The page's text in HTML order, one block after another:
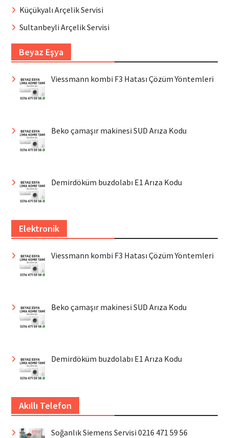
Küçükyalı Arçelik Servisi
Sultanbeyli Arçelik Servisi
Beyaz Eşya
Viessmann kombi F3 Hatası Çözüm Yöntemleri
Beko çamaşır makinesi SUD Arıza Kodu
Demirdöküm buzdolabı E1 Arıza Kodu
Elektronik
Viessmann kombi F3 Hatası Çözüm Yöntemleri
Beko çamaşır makinesi SUD Arıza Kodu
Demirdöküm buzdolabı E1 Arıza Kodu
Akıllı Telefon
Soğanlık Siemens Servisi 0216 471 59 56